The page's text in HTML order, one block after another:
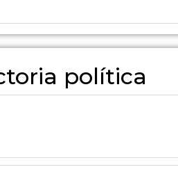
política